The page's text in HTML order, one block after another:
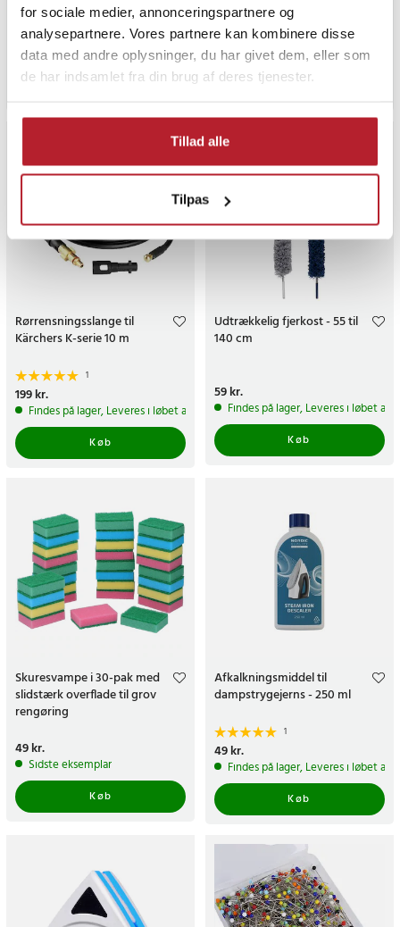
for sociale medier, annonceringspartnere og
analysepartnere. Vores partnere kan kombinere disse
data med andre oplysninger, du har givet dem, eller som
de har indsamlet fra din brug af deres tjenester.
Tillad alle
Tilpas
Pris:259 kr.
259 kr.
Findes på lager, Leveres i løbet af 1-2 hverdage
Køb
Pris:139 kr.
139 kr.
Findes på lager, Leveres i løbet af
Køb
Rørrensningsslange til
Kärchers K-serie 10 m
1
Pris:199 kr.
199 kr.
Findes på lager, Leveres i løbet af 1-2 hverdage
Køb
Udtrækkelig fjerkost - 55 til
140 cm
Pris:59 kr.
59 kr.
Findes på lager, Leveres i løbet af
Køb
Skuresvampe i 30-pak med
slidstærk overflade til grov
rengøring
Pris:49 kr.
49 kr.
Sidste eksemplar
Køb
Afkalkningsmiddel til
dampstrygejerns - 250 ml
1
Pris:49 kr.
49 kr.
Findes på lager, Leveres i løbet af
Køb